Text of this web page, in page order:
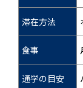
滞在方法
食事
通学の目安